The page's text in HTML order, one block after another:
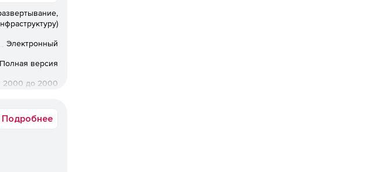
разработка
Электронный
Полная версия
2000 до 2000
Подробнее